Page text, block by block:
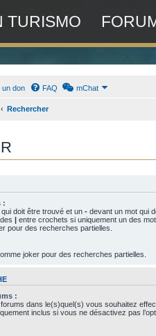
TURISMO
un don FAQ mChat
Rechercher
:
doit être trouvé et un- devant un mot qui
des| entre crochets si uniquement un des
pour des recherches partielles.
joker pour des recherches partielles.
:
dans le(s)quel(s) vous souhaitez
inclus si vous ne désactivez pas